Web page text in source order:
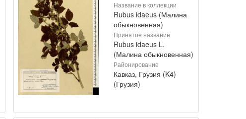
Название в коллекции
Rubus idaeus (Малина
обыкновенная)
Принятое название
Rubus idaeus L.
(Малина обыкновенная)
Районирование
Кавказ, Грузия (K4)
(Грузия)